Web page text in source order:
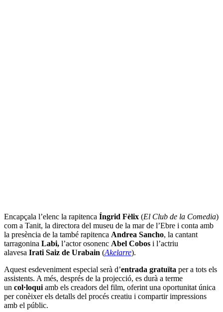
Encapçala l’elenc la rapitenca Íngrid Fèlix (El Club de la Comedia)
com a Tanit, la directora del museu de la mar de l’Ebre i conta amb
la presència de la també rapitenca Andrea Sancho, la cantant
tarragonina Labi, l’actor osonenc Abel Cobos i l’actriu
alavesa Irati Saiz de Urabain (Akelarre).
Aquest esdeveniment especial serà d’entrada gratuïta per a tots els
assistents. A més, després de la projecció, es durà a terme
un col·loqui amb els creadors del film, oferint una oportunitat única
per conèixer els detalls del procés creatiu i compartir impressions
amb el públic.